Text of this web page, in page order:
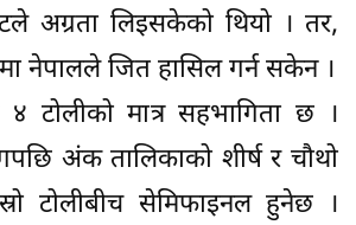
अग्रता लिइसकेको थियो । तर,
नेपालले जित हासिल गर्न सकेन ।
४ टोलीको मात्र सहभागिता छ ।
अंक तालिकाको शीर्ष र चौथो
टोलीबीच सेमिफाइनल हुनेछ ।